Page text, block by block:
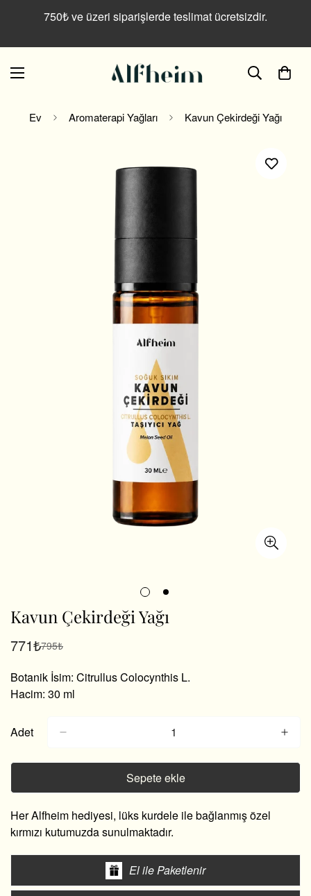
750₺ ve üzeri siparişlerde teslimat ücretsizdir.
Ev Aromaterapi Yağları Kavun Çekirdeği Yağı
Kavun Çekirdeği Yağı
Satış
771₺
Normal795₺
Botanik İsim: Citrullus Colocynthis L.
Hacim: 30 ml
Adet
Sepete ekle
Her Alfheim hediyesi, lüks kurdele ile bağlanmış özel
kırmızı kutumuzda sunulmaktadır.
El ile Paketlenir